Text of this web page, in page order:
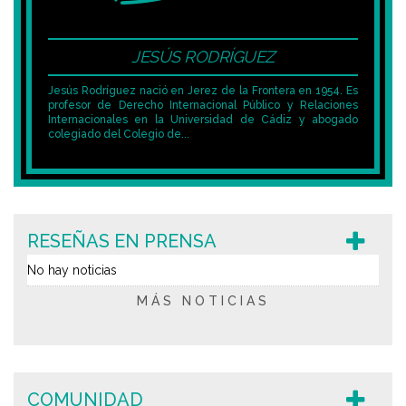
JESÚS RODRÍGUEZ
Jesús Rodríguez nació en Jerez de la Frontera en 1954. Es
profesor de Derecho Internacional Público y Relaciones
Internacionales en la Universidad de Cádiz y abogado
colegiado del Colegio de...
RESEÑAS EN PRENSA
No hay noticias
MÁS NOTICIAS
COMUNIDAD